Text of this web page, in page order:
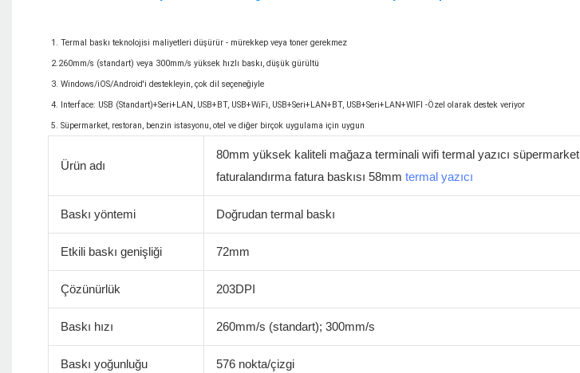
1. Termal baskı teknolojisi maliyetleri düşürür - mürekkep veya toner gerekmez
2.260mm/s (standart) veya 300mm/s yüksek hızlı baskı, düşük gürültü
3. Windows/iOS/Android'i destekleyin, çok dil seçeneğiyle
4. Interface: USB (Standart)+Seri+LAN, USB+BT, USB+WiFi, USB+Seri+LAN+BT, USB+Seri+LAN+WIFI -Özel olarak destek veriyor
Ürün adı
80mm yüksek kaliteli mağaza terminali wifi termal yazıcı süpermarket
faturalandırma fatura baskısı 58mm termal yazıcı
Baskı yöntemi Doğrudan termal baskı
Etkili baskı genişliği 72mm
Çözünürlük 203DPI
Baskı hızı 260mm/s (standart); 300mm/s
Baskı yoğunluğu 576 nokta/çizgi